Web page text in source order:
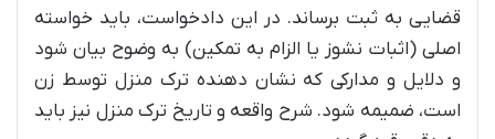
قضایی به ثبت برساند. در این دادخواست، باید خواسته
اصلی (اثبات نشوز یا الزام به تمکین) به وضوح بیان شود
و دلایل و مدارکی که نشان دهنده ترک منزل توسط زن
است، ضمیمه شود. شرح واقعه و تاریخ ترک منزل نیز باید